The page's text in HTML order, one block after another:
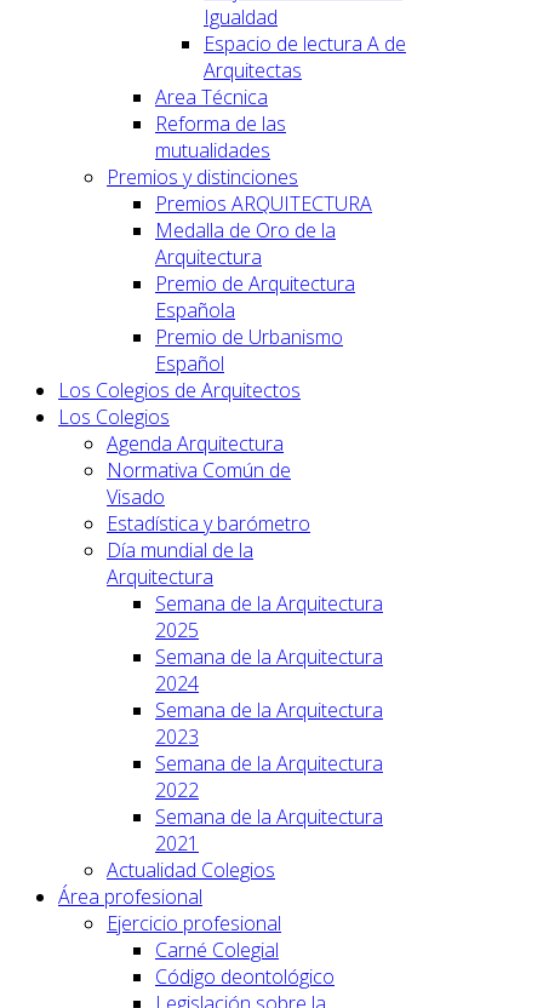
Igualdad
Espacio de lectura A de
Arquitectas
Area Técnica
Reforma de las
mutualidades
Premios y distinciones
Premios ARQUITECTURA
Medalla de Oro de la
Arquitectura
Premio de Arquitectura
Española
Premio de Urbanismo
Español
Los Colegios de Arquitectos
Los Colegios
Agenda Arquitectura
Normativa Común de
Visado
Estadística y barómetro
Día mundial de la
Arquitectura
Semana de la Arquitectura
2025
Semana de la Arquitectura
2024
Semana de la Arquitectura
2023
Semana de la Arquitectura
2022
Semana de la Arquitectura
2021
Actualidad Colegios
Área profesional
Ejercicio profesional
Carné Colegial
Código deontológico